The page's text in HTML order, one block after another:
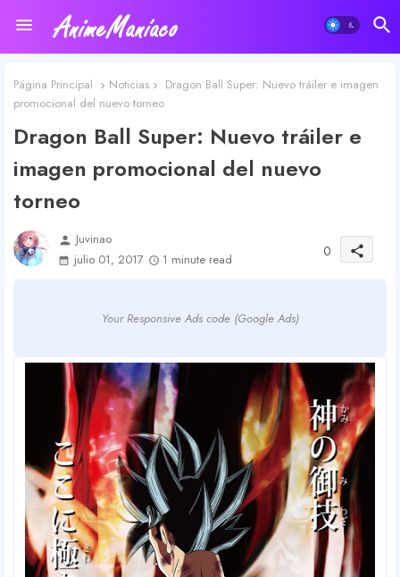
Página Principal Noticias
Dragon Ball Super: Nuevo tráiler e imagen
promocional del nuevo torneo
Dragon Ball Super: Nuevo tráiler e
imagen promocional del nuevo
torneo
person Juvinao
julio 01, 2017
1 minute read 0 share
Your Responsive Ads code (Google Ads)